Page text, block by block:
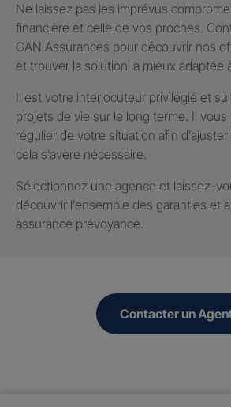
Ne laissez pas les imprévus
financière et celle de vos proches.
GAN Assurances pour découvrir nos
et trouver la solution la mieux adaptée
Il est votre interlocuteur privilégié et
projets de vie sur le long terme. Il
régulier de votre situation afin
cela s’avère nécessaire.
Sélectionnez une agence et laissez-
découvrir l’ensemble des garanties et
assurance prévoyance.
Contacter un